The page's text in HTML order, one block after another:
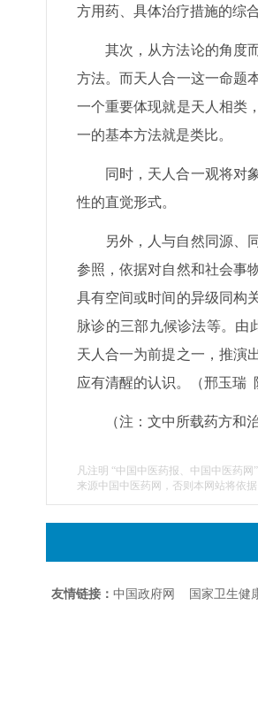
方用药、具体治疗措施的综
其次，从方法论的角度
方法。而天人合一这一命题
一个重要体现就是天人相类
一的基本方法就是类比。
同时，天人合一观将对
性的直觉形式。
另外，人与自然同源、
参照，依据对自然和社会事
具有空间或时间的异级同构
脉诊的三部九候诊法等。由
天人合一为前提之一，推演
应有清醒的认识。（邢玉瑞
（注：文中所载药方和
凡注明 “中国中医药报、中国中医药
来源中国中医药网，否则本网站将依
友情链接： 中国政府网 国家卫生健